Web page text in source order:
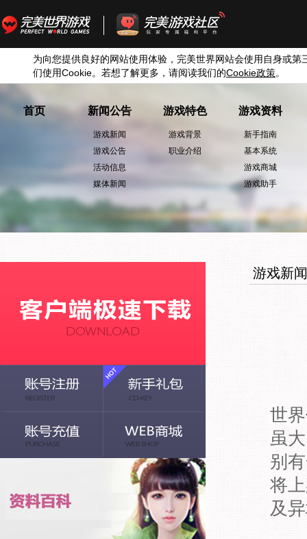
为向您提供良好的网站使用体验，完美世界网站会使用自身或第
们使用Cookie。若想了解更多，请阅读我们的Cookie政策。
首页 新闻公告
游戏新闻
游戏公告
活动信息
媒体新闻
游戏特色
游戏背景
职业介绍
游戏资料
新手指南
基本系统
游戏商城
游戏助手
游戏新闻
世
虽
别
将
及